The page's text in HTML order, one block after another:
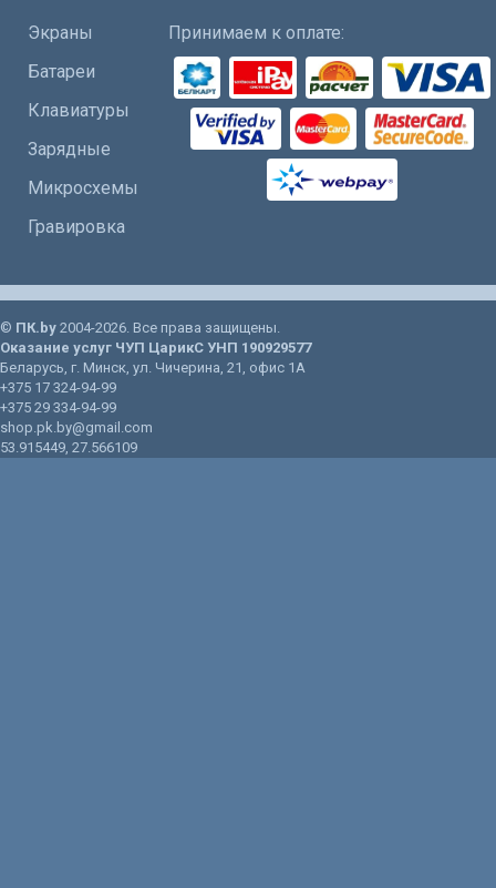
Экраны
Батареи
Клавиатуры
Зарядные
Микросхемы
Гравировка
Принимаем к оплате:
© ПК.by 2004-2026. Все права защищены.
Оказание услуг ЧУП ЦарикС УНП 190929577
Беларусь, г. Минск, ул. Чичерина, 21 , офис 1А
+375 17 324-94-99
+375 29 334-94-99
shop.pk.by@gmail.com
53.915449, 27.566109